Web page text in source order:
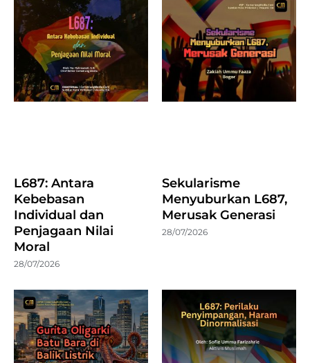
L687: Antara
Kebebasan
Individual dan
Penjagaan Nilai
Moral
28/07/2026
Sekularisme
Menyuburkan L687,
Merusak Generasi
28/07/2026